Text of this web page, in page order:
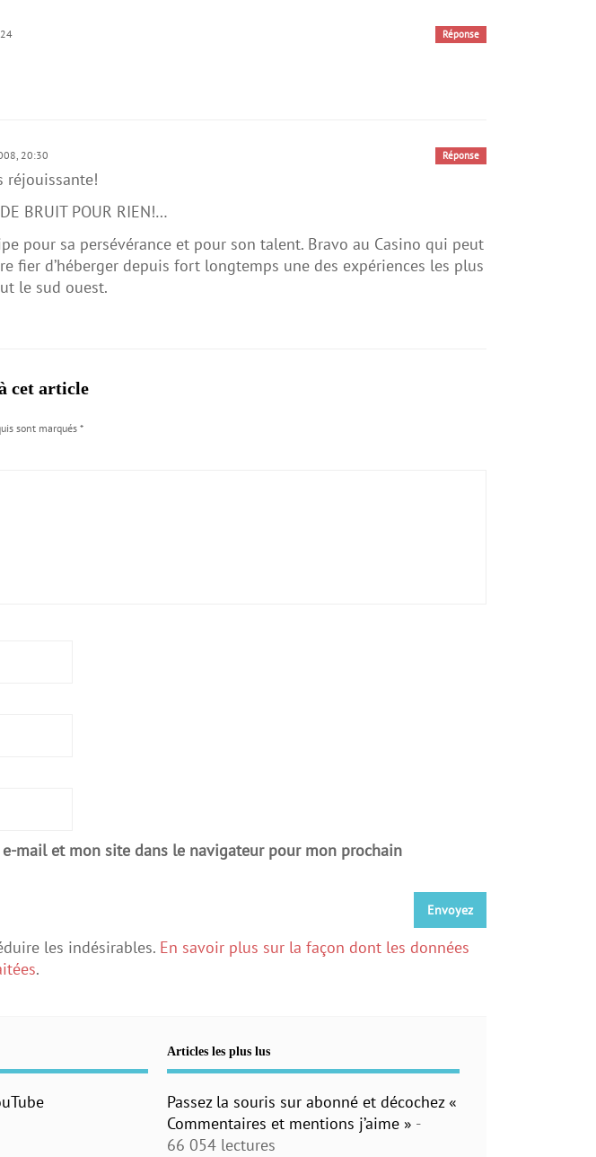
Réponse
20:30 Réponse
réjouissante!
BRUIT POUR RIEN!…
pour sa persévérance et pour son talent. Bravo au Casino qui peut
fier d’héberger depuis fort longtemps une des expériences les plus
le sud ouest.
cet article
sont marqués *
mail et mon site dans le navigateur pour mon prochain
les indésirables. En savoir plus sur la façon dont les données
.
Articles les plus lus
Passez la souris sur abonné et décochez «
Commentaires et mentions j’aime » -
66 054 lectures